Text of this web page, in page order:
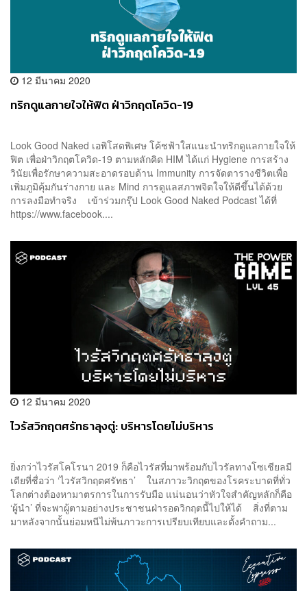
12 มีนาคม 2020
ทริกดูแลกายใจให้ฟิต ฝ่าวิกฤตโควิด-19
Look Good Naked เอพิโสดพิเศษ โค้ชฟ้าใสแนะนำทริกดูแลกายใจให้
ฟิต เพื่อฝ่าวิกฤตโควิด-19 ตามหลักคิด HIM ได้แก่ Hygiene การสร้าง
วินัยเพื่อรักษาความสะอาดรอบด้าน Immunity การจัดตารางชีวิตเพื่อ
เพิ่มภูมิคุ้มกันร่างกาย และ Mind การดูแลสภาพจิตใจให้ดีขึ้นได้ด้วย
การลงมือทำจริง เข้าร่วมกรุ๊ป Look Good Naked Podcast ได้ที่
https://www.facebook....
12 มีนาคม 2020
ไวรัสวิกฤตศรัทธาลุงตู่: บริหารโดยไม่บริหาร
ยิ่งกว่าไวรัสโคโรนา 2019 ก็คือไวรัสที่มาพร้อมกับไวรัลทางโซเชียลมี
เดียที่ชื่อว่า ‘ไวรัสวิกฤตศรัทธา’ ในสภาวะวิกฤตของโรคระบาดที่ทั่ว
โลกต่างต้องหามาตรการในการรับมือ แน่นอนว่าหัวใจสำคัญหลักก็คือ
‘ผู้นำ’ ที่จะพาผู้ตามอย่างประชาชนฝ่ารอดวิกฤตนี้ไปให้ได้ สิ่งที่ตาม
มาหลังจากนั้นย่อมหนีไม่พ้นภาวะการเปรียบเทียบและตั้งคำถาม...